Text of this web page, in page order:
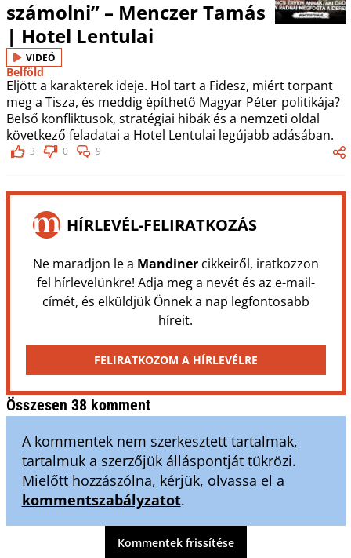
számolni” – Menczer Tamás
| Hotel Lentulai
VIDEÓ
Belföld
Eljött a karakterek ideje. Hol tart a Fidesz, miért torpant
meg a Tisza, és meddig építhető Magyar Péter politikája?
Belső konfliktusok, stratégiai hibák és a nemzeti oldal
következő feladatai a Hotel Lentulai legújabb adásában.
3 0 9
HÍRLEVÉL-FELIRATKOZÁS
Ne maradjon le a Mandinercikkeiről, iratkozzon
fel hírlevelünkre! Adja meg a nevét és az e-mail-
címét, és elküldjük Önnek a nap legfontosabb
híreit.
FELIRATKOZOM A HÍRLEVÉLRE
Összesen 38 komment
A kommentek nem szerkesztett tartalmak,
tartalmuk a szerzőjük álláspontját tükrözi.
Mielőtt hozzászólna, kérjük, olvassa el a
kommentszabályzatot.
Kommentek frissítése